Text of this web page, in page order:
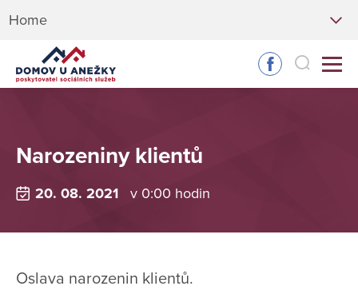
Home
Narozeniny klientů
20. 08. 2021 v 0:00 hodin
Oslava narozenin klientů.